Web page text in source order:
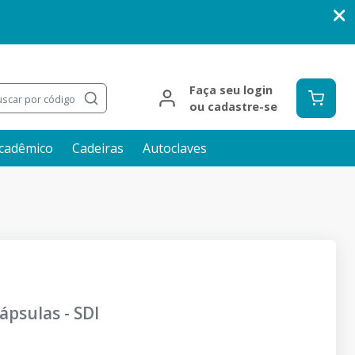
por código
Faça seu login
ou cadastre-se
Cadeiras Autoclaves
- SDI